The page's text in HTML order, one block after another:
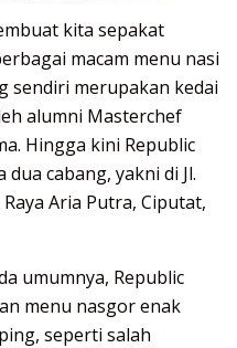
kita sepakat
macam menu nasi
sendiri merupakan kedai
alumni Masterchef
Hingga kini Republic
cabang, yakni di Jl.
Aria Putra, Ciputat,
umumnya, Republic
menu nasgor enak
seperti salah